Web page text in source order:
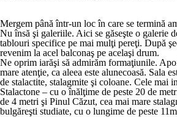
Mergem până într-un loc în care se termină
Nu însă şi galeriile. Aici se găseşte o galerie
tablouri specifice pe mai mulţi pereţi. După
revenim la acel balconaş pe acelaşi drum.
Ne oprim iarăşi să admirăm formaţiunile.
mare atenţie, ca aleea este alunecoasă. Sala
de stalactite, stalagmite şi coloane. Cele mai
Stalactone – cu o înălţime de peste 20 de
de 4 metri şi Pinul Căzut, cea mai mare
bulgăreşti studiate, cu o lungime de peste